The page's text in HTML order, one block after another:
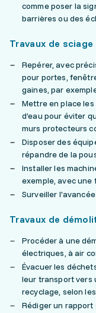
comme poser la
barrières ou des
Travaux de
Repérer, avec
pour portes,
gaines, par
Mettre en place
d’eau pour éviter
murs protecteurs
Disposer des
répandre de la
Installer les
exemple, avec une
Surveiller
Travaux de
Procéder à une
électriques, à air
Évacuer les
leur transport vers
recyclage, selon
Rédiger un